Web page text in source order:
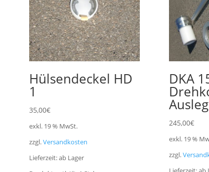
Hülsendeckel HD
1
35,00€
exkl. 19 % MwSt.
zzgl.Versandkosten
Lieferzeit:ab Lager
DKA
245,00€
exkl. 19 %
zzgl.